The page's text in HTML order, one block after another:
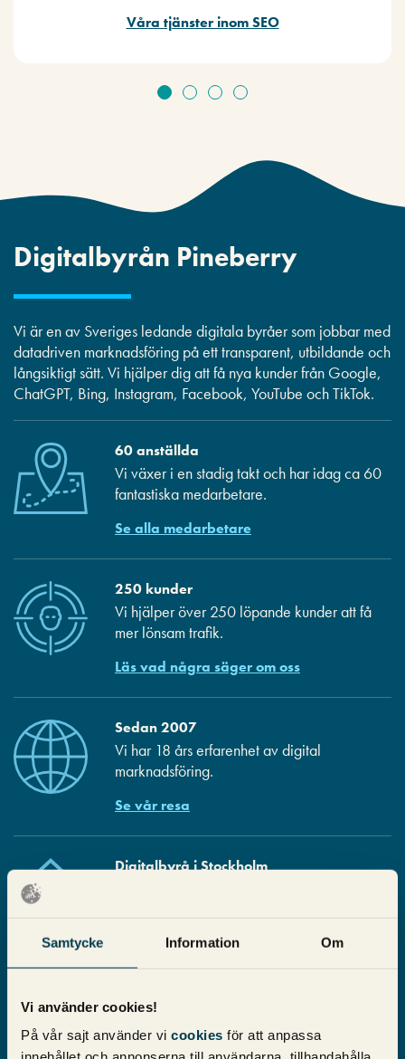
Samtycke Information Om
Vi använder cookies!
På vår sajt använder vi cookies för att anpassa
Våra tjänster inom SEO
Digitalbyrån Pineberry
Vi är en av Sveriges ledande digitala byråer som jobbar med
datadriven marknadsföring på ett transparent, utbildande och
långsiktigt sätt. Vi hjälper dig att få nya kunder från Google,
ChatGPT, Bing, Instagram, Facebook, YouTube och TikTok.
60 anställda
Vi växer i en stadig takt och har idag ca 60
fantastiska medarbetare.
Se alla medarbetare
250 kunder
Vi hjälper över 250 löpande kunder att få
mer lönsam trafik.
Läs vad några säger om oss
Sedan 2007
Vi har 18 års erfarenhet av digital
marknadsföring.
Se vår resa
Digitalbyrå i Stockholm
Kontakta oss nu
Medarbetarägt
Pineberry ägs till stor del av vi som jobbar
här! Alla heltidsanställda erbjuds att